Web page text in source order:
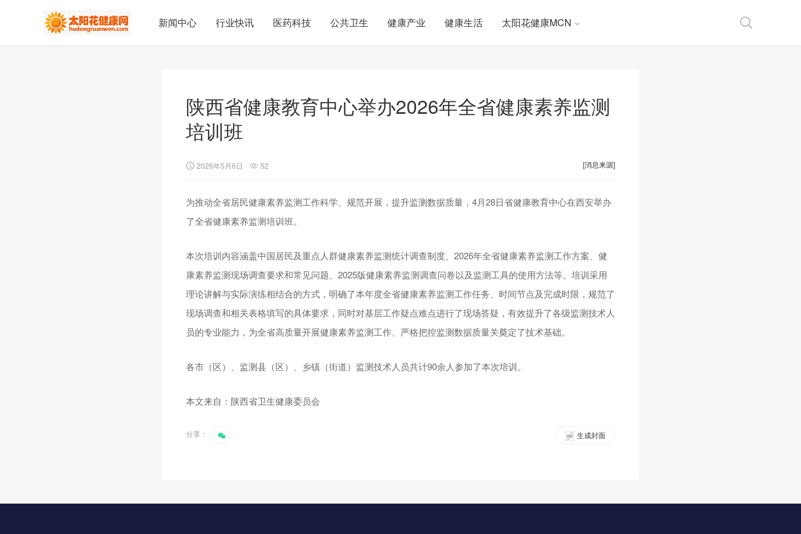
新闻中心 行业快讯 医药科技 公共卫生 健康产业 健康生活 太阳花健康MCN
陕西省健康教育中心举办2026年全省健康素养监测
培训班
2026年5月6日 52 [消息来源]
为推动全省居民健康素养监测工作科学、规范开展，提升监测数据质量，4月28日省健康教育中心在西安举办
了全省健康素养监测培训班。
本次培训内容涵盖中国居民及重点人群健康素养监测统计调查制度、2026年全省健康素养监测工作方案、健
康素养监测现场调查要求和常见问题、2025版健康素养监测调查问卷以及监测工具的使用方法等。培训采用
理论讲解与实际演练相结合的方式，明确了本年度全省健康素养监测工作任务、时间节点及完成时限，规范了
现场调查和相关表格填写的具体要求，同时对基层工作疑点难点进行了现场答疑，有效提升了各级监测技术人
员的专业能力，为全省高质量开展健康素养监测工作、严格把控监测数据质量关奠定了技术基础。
各市（区）、监测县（区）、乡镇（街道）监测技术人员共计90余人参加了本次培训。
本文来自：陕西省卫生健康委员会
分享： 生成封面